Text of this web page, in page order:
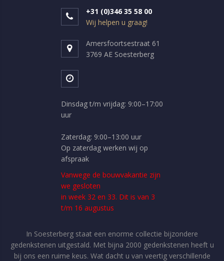
+31 (0)346 35 58 00
Wij helpen u graag!
Amersfoortsestraat 61
3769 AE Soesterberg
Dinsdag t/m vrijdag: 9:00–17:00
uur
Zaterdag: 9:00–13:00 uur
Op zaterdag werken wij op
afspraak
Vanwege de bouwvakantie zijn
we gesloten
in week 32 en 33. Dit is van 3
t/m 16 augustus
In Soesterberg staat een enorme collectie bijzondere
gedenkstenen uitgestald. Met bijna 2000 gedenkstenen heeft u
bij ons een ruime keus. Wat dacht u van veertig verschillende